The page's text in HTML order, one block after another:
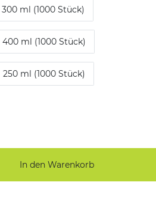
300 ml (1000 Stück)
400 ml (1000 Stück)
250 ml (1000 Stück)
In den Warenkorb